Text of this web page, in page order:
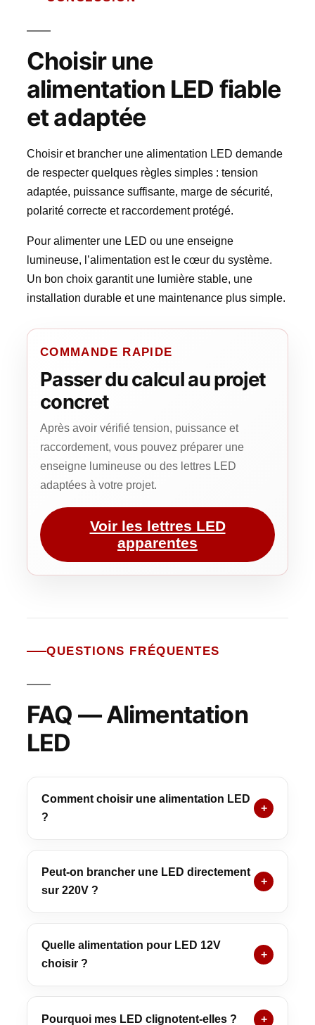
Choisir une
alimentation LED fiable
et adaptée
Choisir et brancher une alimentation LED demande
de respecter quelques règles simples : tension
adaptée, puissance suffisante, marge de sécurité,
polarité correcte et raccordement protégé.
Pour alimenter une LED ou une enseigne
lumineuse, l’alimentation est le cœur du système.
Un bon choix garantit une lumière stable, une
installation durable et une maintenance plus simple.
COMMANDE RAPIDE
Passer du calcul au projet
concret
Après avoir vérifié tension, puissance et
raccordement, vous pouvez préparer une
enseigne lumineuse ou des lettres LED
adaptées à votre projet.
Voir les lettres LED
apparentes
QUESTIONS FRÉQUENTES
FAQ — Alimentation
LED
Comment choisir une alimentation LED
?
Peut-on brancher une LED directement
sur 220V ?
Quelle alimentation pour LED 12V
choisir ?
Pourquoi mes LED clignotent-elles ?